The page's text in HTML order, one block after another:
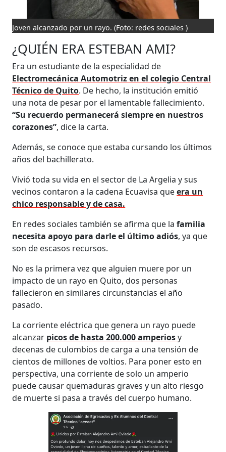
Joven alcanzado por un rayo. (Foto: redes sociales )
¿QUIÉN ERA ESTEBAN AMI?
Era un estudiante de la especialidad de
Electromecánica Automotriz en el colegio Central
Técnico de Quito. De hecho, la institución emitió
una nota de pesar por el lamentable fallecimiento.
“Su recuerdo permanecerá siempre en nuestros
corazones”, dice la carta.
Además, se conoce que estaba cursando los últimos
años del bachillerato.
Vivió toda su vida en el sector de La Argelia y sus
vecinos contaron a la cadena Ecuavisa queera un
chico responsable y de casa.
En redes sociales también se afirma que la familia
necesita apoyo para darle el último adiós, ya que
son de escasos recursos.
No es la primera vez que alguien muere por un
impacto de un rayo en Quito, dos personas
fallecieron en similares circunstancias el año
pasado.
La corriente eléctrica que genera un rayo puede
alcanzar picos de hasta 200.000 amperiosy
decenas de culombios de carga a una tensión de
cientos de millones de voltios. Para poner esto en
perspectiva, una corriente de solo un amperio
puede causar quemaduras graves y un alto riesgo
de muerte si pasa a través del cuerpo humano.